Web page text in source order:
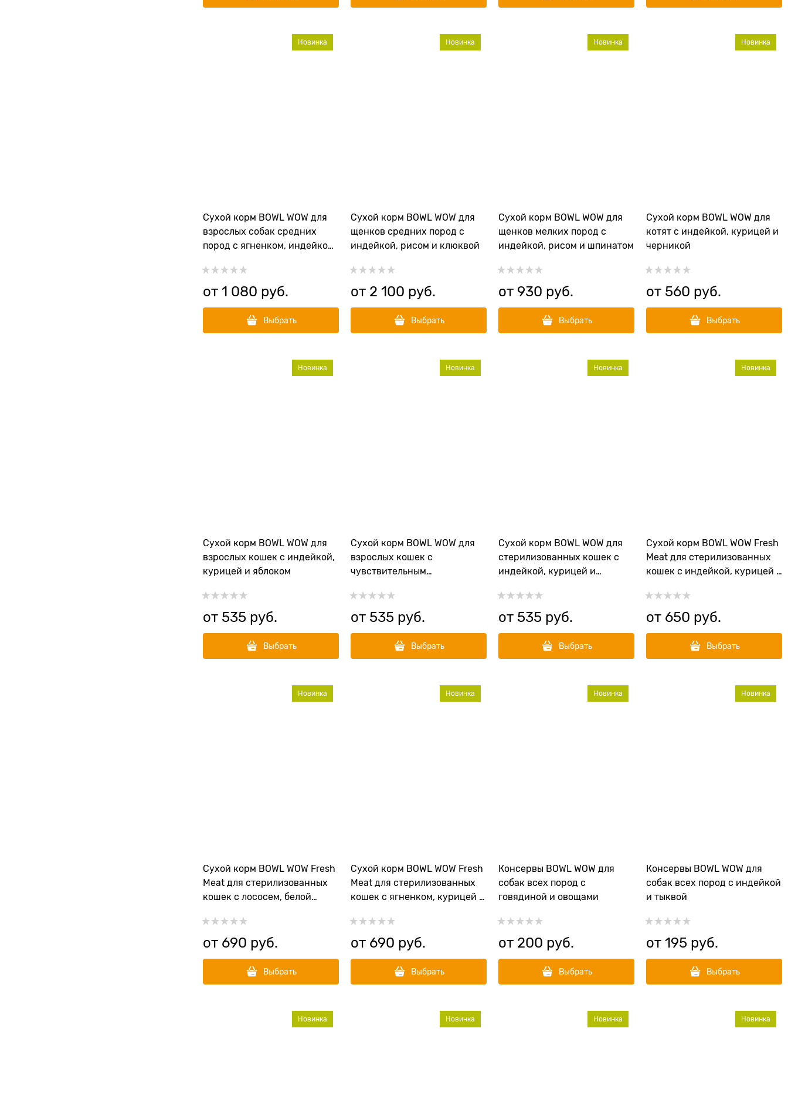
Сухой корм BOWL WOW для
взрослых собак средних
пород с ягненком, индейкой,
Новинка
от 1 080 руб.
Выбрать
Сухой корм BOWL WOW для
щенков средних пород с
индейкой, рисом и клюквой
Новинка
от 2 100 руб.
Выбрать
Сухой корм BOWL WOW для
щенков мелких пород с
индейкой, рисом и шпинатом
Новинка
от 930 руб.
Выбрать
Сухой корм BOWL WOW для
котят с индейкой, курицей и
черникой
Новинка
от 560 руб.
Выбрать
Сухой корм BOWL WOW для
взрослых кошек с индейкой,
курицей и яблоком
Новинка
от 535 руб.
Выбрать
Сухой корм BOWL WOW для
взрослых кошек с
чувствительным
курицей и тыквой
Новинка
от 535 руб.
Выбрать
Сухой корм BOWL WOW для
стерилизованных кошек с
индейкой, курицей и
Новинка
от 535 руб.
Выбрать
Сухой корм BOWL WOW Fresh
Meat для стерилизованных
кошек с индейкой, курицей и
Новинка
от 650 руб.
Выбрать
Сухой корм BOWL WOW Fresh
Meat для стерилизованных
кошек с лососем, белой
Новинка
от 690 руб.
Выбрать
Сухой корм BOWL WOW Fresh
Meat для стерилизованных
кошек с ягненком, курицей и
Новинка
от 690 руб.
Выбрать
Консервы BOWL WOW для
собак всех пород с
говядиной и овощами
Новинка
от 200 руб.
Выбрать
Консервы BOWL WOW для
собак всех пород с индейкой
и тыквой
Новинка
от 195 руб.
Выбрать
Новинка Новинка Новинка Новинка